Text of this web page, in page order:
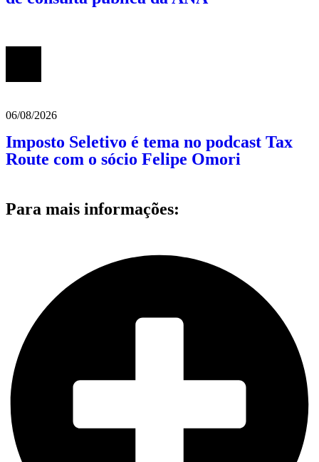
06/08/2026
Imposto Seletivo é tema no podcast Tax
Route com o sócio Felipe Omori
Para mais informações: